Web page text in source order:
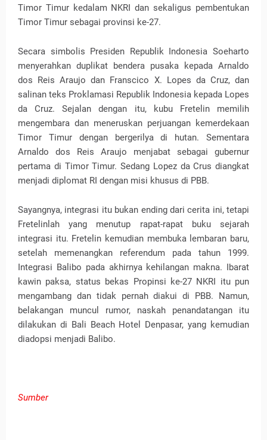
Timor Timur kedalam NKRI dan sekaligus pembentukan
Timor Timur sebagai provinsi ke-27.
Secara simbolis Presiden Republik Indonesia Soeharto
menyerahkan duplikat bendera pusaka kepada Arnaldo
dos Reis Araujo dan Franscico X. Lopes da Cruz, dan
salinan teks Proklamasi Republik Indonesia kepada Lopes
da Cruz. Sejalan dengan itu, kubu Fretelin memilih
mengembara dan meneruskan perjuangan kemerdekaan
Timor Timur dengan bergerilya di hutan. Sementara
Arnaldo dos Reis Araujo menjabat sebagai gubernur
pertama di Timor Timur. Sedang Lopez da Crus diangkat
menjadi diplomat RI dengan misi khusus di PBB.
Sayangnya, integrasi itu bukan ending dari cerita ini, tetapi
Fretelinlah yang menutup rapat-rapat buku sejarah
integrasi itu. Fretelin kemudian membuka lembaran baru,
setelah memenangkan referendum pada tahun 1999.
Integrasi Balibo pada akhirnya kehilangan makna. Ibarat
kawin paksa, status bekas Propinsi ke-27 NKRI itu pun
mengambang dan tidak pernah diakui di PBB. Namun,
belakangan muncul rumor, naskah penandatangan itu
dilakukan di Bali Beach Hotel Denpasar, yang kemudian
diadopsi menjadi Balibo.
Sumber